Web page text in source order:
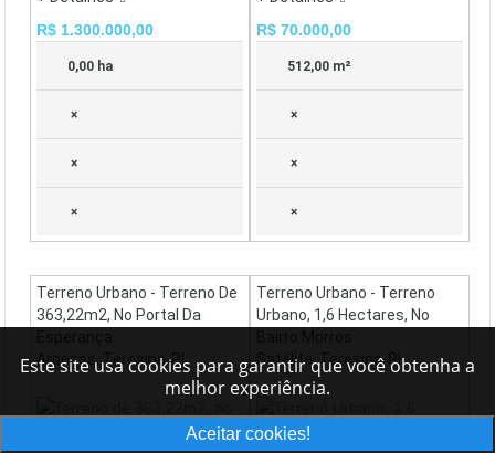
R$ 1.300.000,00
0,00 ha
×
×
×
R$ 70.000,00
512,00 m²
×
×
×
Terreno Urbano - Terreno De
363,22m2, No Portal Da
Aroeiras, Teresina-PI
Terreno Urbano - Terreno
Urbano, 1,6 Hectares, No
Satélite, Teresina-PI
Este site usa cookies para garantir que você obtenha a
melhor experiência.
Aceitar cookies!